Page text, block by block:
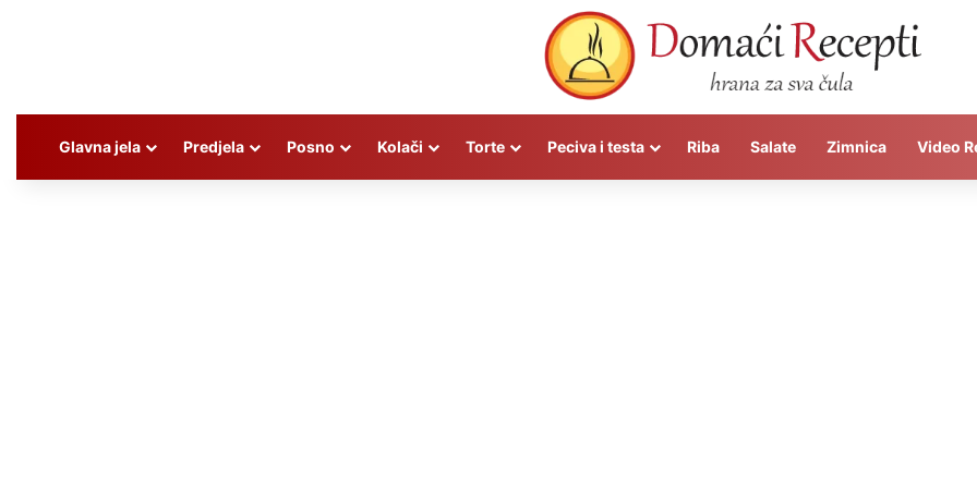
Glavna jela Predjela Posno Kolači Torte Peciva i testa Riba Salate Zimnica Video